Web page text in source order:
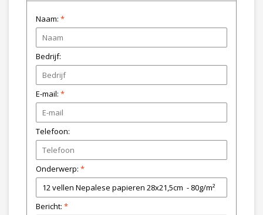
Naam: *
Bedrijf:
E-mail: *
Telefoon:
Onderwerp: *
Bericht: *